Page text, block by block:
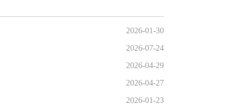
2026-01-30
2026-07-24
2026-04-29
2026-04-27
2026-01-23